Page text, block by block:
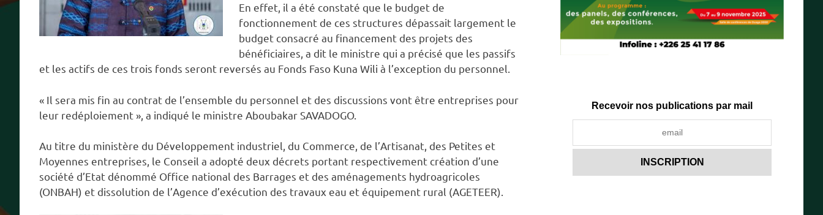
En effet, il a été constaté que le budget de
fonctionnement de ces structures dépassait largement le
budget consacré au financement des projets des
bénéficiaires, a dit le ministre qui a précisé que les passifs
et les actifs de ces trois fonds seront reversés au Fonds Faso Kuna Wili à l’exception du personnel.
« Il sera mis fin au contrat de l’ensemble du personnel et des discussions vont être entreprises pour
leur redéploiement », a indiqué le ministre Aboubakar SAVADOGO.
Au titre du ministère du Développement industriel, du Commerce, de l’Artisanat, des Petites et
Moyennes entreprises, le Conseil a adopté deux décrets portant respectivement création d’une
société d’Etat dénommé Office national des Barrages et des aménagements hydroagricoles
(ONBAH) et dissolution de l’Agence d’exécution des travaux eau et équipement rural (AGETEER).
Recevoir nos publications par mail